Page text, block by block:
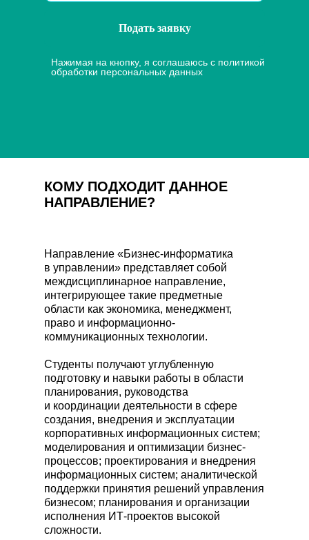
Подать заявку
Нажимая на кнопку, я соглашаюсь с политикой
обработки персональных данных
КОМУ ПОДХОДИТ ДАННОЕ
НАПРАВЛЕНИЕ?
Направление «Бизнес-информатика
в управлении» представляет собой
междисциплинарное направление,
интегрирующее такие предметные
области как экономика, менеджмент,
право и информационно-
коммуникационных технологии.
Студенты получают углубленную
подготовку и навыки работы в области
планирования, руководства
и координации деятельности в сфере
создания, внедрения и эксплуатации
корпоративных информационных систем;
моделирования и оптимизации бизнес-
процессов; проектирования и внедрения
информационных систем; аналитической
поддержки принятия решений управления
бизнесом; планирования и организации
исполнения ИТ-проектов высокой
сложности.